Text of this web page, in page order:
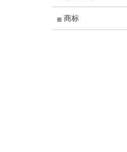
商标